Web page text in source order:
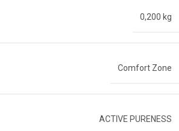
0,200 kg
Comfort Zone
ACTIVE PURENESS